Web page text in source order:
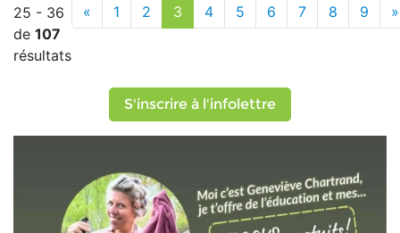
25 - 36
de 107
résultats
« 1 2 3 4 5 6 7 8 9 »
S'inscrire à l'infolettre